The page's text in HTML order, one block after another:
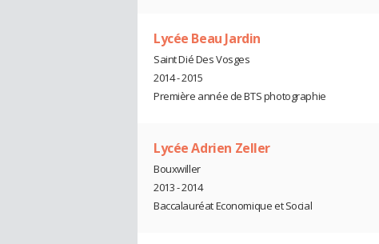
Lycée Beau Jardin
Saint Dié Des Vosges
2014 - 2015
Première année de BTS photographie
Lycée Adrien Zeller
Bouxwiller
2013 - 2014
Baccalauréat Economique et Social